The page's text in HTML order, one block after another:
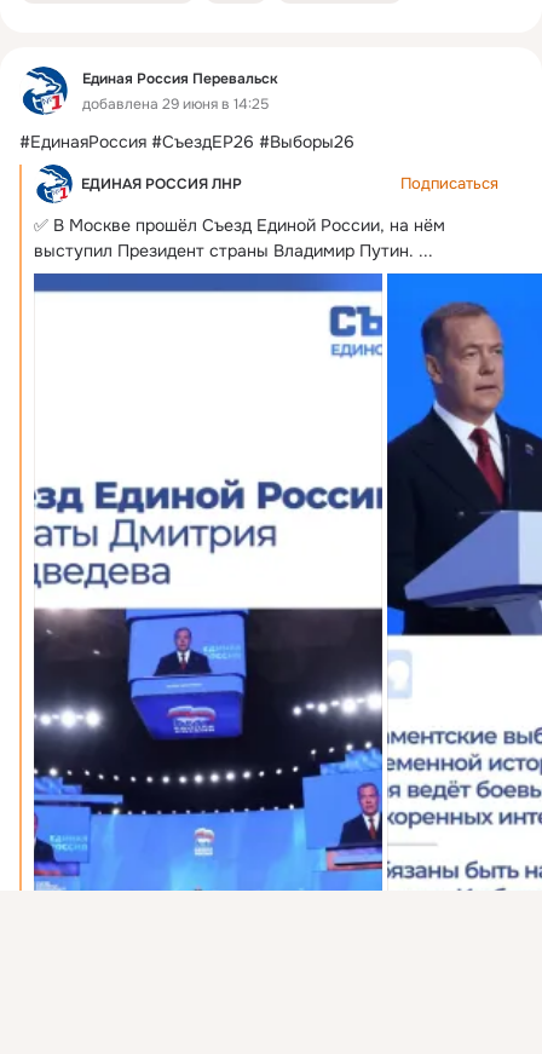
Единая Россия Перевальск
добавлена 29 июня в 14:25
#ЕдинаяРоссия #СъездЕР26 #Выборы26
ЕДИНАЯ РОССИЯ ЛНР Подписаться
✅ В Москве прошёл Съезд Единой России, на нём
выступил Президент страны Владимир Путин. ...